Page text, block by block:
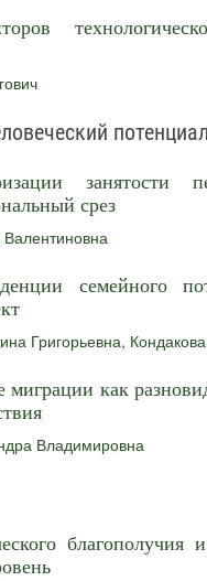
занятости
срез
семейного
Григорьевна,
как
Владимировна